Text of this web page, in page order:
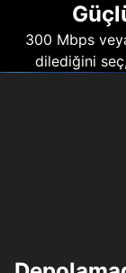
300 Mbps
dilediğini